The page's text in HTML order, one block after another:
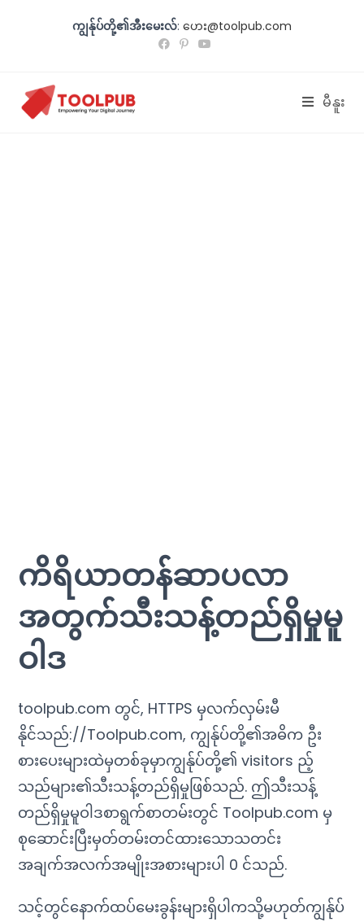
ကျွန်ုပ်တို့၏အီးမေးလ်: ဟေး@toolpub.com
မီနူး
ကိရိယာတန်ဆာပလာ
အတွက်သီးသန့်တည်ရှိမှုမူ
ဝါဒ
toolpub.com တွင်, HTTPS မှလက်လှမ်းမီ
နိုင်သည်://Toolpub.com, ကျွန်ုပ်တို့၏အဓိက ဦး
စားပေးများထဲမှတစ်ခုမှာကျွန်ုပ်တို့၏ visitors ည့်
သည်များ၏သီးသန့်တည်ရှိမှုဖြစ်သည်. ဤသီးသန့်
တည်ရှိမှုမူဝါဒစာရွက်စာတမ်းတွင် Toolpub.com မှ
စုဆောင်းပြီးမှတ်တမ်းတင်ထားသောသတင်း
အချက်အလက်အမျိုးအစားများပါ 0 င်သည်.
သင့်တွင်နောက်ထပ်မေးခွန်းများရှိပါကသို့မဟုတ်ကျွန်ုပ်